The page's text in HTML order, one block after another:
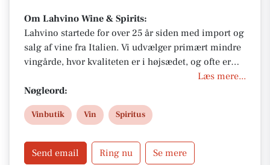
Om Lahvino Wine & Spirits:
Lahvino startede for over 25 år siden med import og
salg af vine fra Italien. Vi udvælger primært mindre
vingårde, hvor kvaliteten er i højsædet, og ofte er
det unge vingårde som er på vej mod stjernerne.
Vinsortimentet suppleres med spiritus og likører
samt diverse fødevare-specialiteter bl.a. balsamico,
extra virgin olivenolier, pestoer, småkager,
Læs mere...
Nøgleord:
Vinbutik Vin Spiritus
Send email Ring nu Se mere